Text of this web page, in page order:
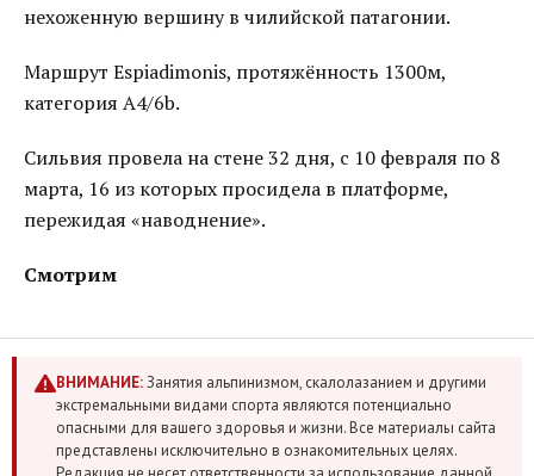
нехоженную вершину в чилийской патагонии.
Маршрут Espiadimonis, протяжённость 1300м,
категория A4/6b.
Сильвия провела на стене 32 дня, с 10 февраля по 8
марта, 16 из которых просидела в платформе,
пережидая «наводнение».
Смотрим
ВНИМАНИЕ:Занятия альпинизмом, скалолазанием и другими
экстремальными видами спорта являются потенциально
опасными для вашего здоровья и жизни. Все материалы сайта
представлены исключительно в ознакомительных целях.